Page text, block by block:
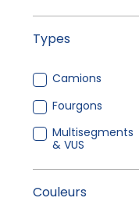
Types
Camions
Fourgons
Multisegments
& VUS
Couleurs